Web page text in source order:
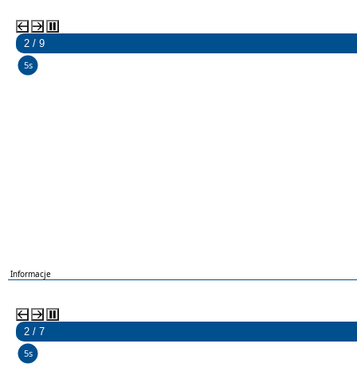
2 / 9
5s
Informacje
2 / 7
5s